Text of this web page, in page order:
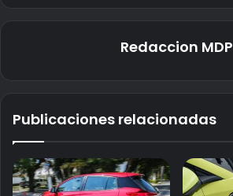
Redaccion MDP
Publicaciones relacionadas